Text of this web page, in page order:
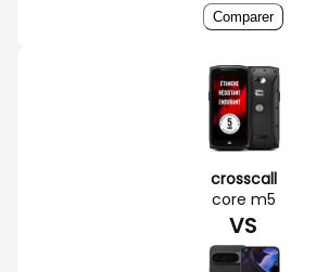
Comparer
crosscall
core m5
VS